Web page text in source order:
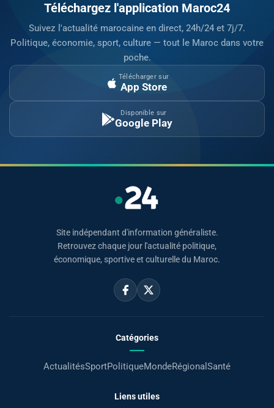
Téléchargez l'application Maroc24
Suivez l'actualité marocaine en direct, 24h/24 et 7j/7.
Politique, économie, sport, culture — tout le Maroc dans votre
poche.
Télécharger sur
App Store
Disponible sur
Google Play
Site indépendant d'information généraliste.
Retrouvez chaque jour l'actualité politique,
économique, sportive et culturelle du Maroc.
Catégories
ActualitésSportPolitiqueMondeRégional Santé
Liens utiles